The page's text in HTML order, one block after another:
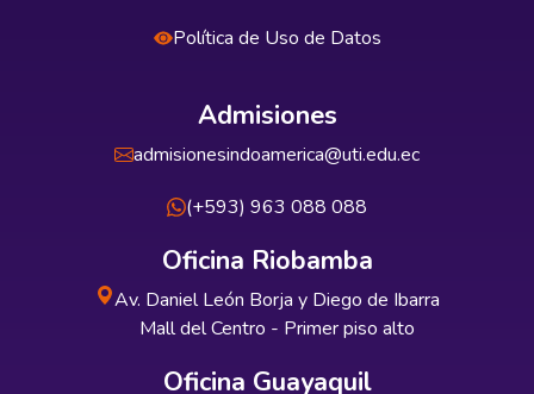
Política de Uso de Datos
Admisiones
admisionesindoamerica@uti.edu.ec
(+593) 963 088 088
Oficina Riobamba
Av. Daniel León Borja y Diego de Ibarra
Mall del Centro - Primer piso alto
Oficina Guayaquil